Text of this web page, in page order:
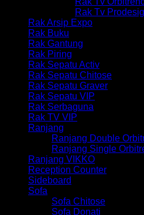
Rak Tv
Rak Arsip Expo
Rak Buku
Rak Gantung
Rak Piring
Rak Sepatu Activ
Rak Sepatu Chitose
Rak Sepatu Graver
Rak Sepatu VIP
Rak Serbaguna
Rak TV VIP
Ranjang
Ranjang Double
Ranjang Single
Ranjang VIKKO
Reception Counter
Sideboard
Sofa
Sofa Chitose
Sofa Donati